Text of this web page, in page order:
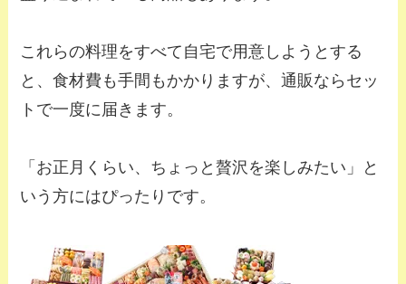
これらの料理をすべて自宅で用意しようとする
と、食材費も手間もかかりますが、通販ならセッ
トで一度に届きます。
「お正月くらい、ちょっと贅沢を楽しみたい」と
いう方にはぴったりです。